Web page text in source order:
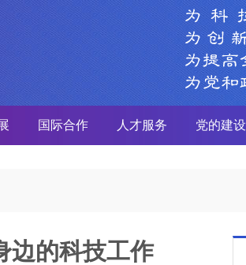
国际合作 人才服务 党的建设
边的科技工作